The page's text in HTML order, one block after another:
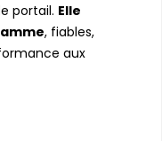
portail. Elle
, fiables,
aux